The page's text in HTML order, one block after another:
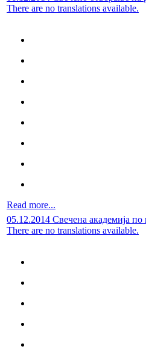
There are no translations available.
Read more...
05.12.2014 Свечена академија
There are no translations available.